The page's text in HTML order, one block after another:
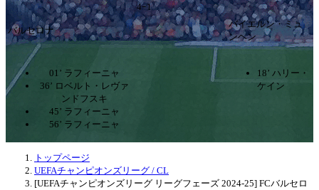
4ｰ1
バルセロナ
バイエルン・ミュ
ンヘン
01’ ラフィーニャ
36’ ロベルト・レヴァ
ンドフスキ
45’ ラフィーニャ
56’ ラフィーニャ
18’ ハリー・
ケイン
トップページ
UEFAチャンピオンズリーグ / CL
[UEFAチャンピオンズリーグ リーグフェーズ 2024-25] FCバルセロ